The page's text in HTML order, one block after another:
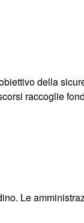
della
raccoglie
Le